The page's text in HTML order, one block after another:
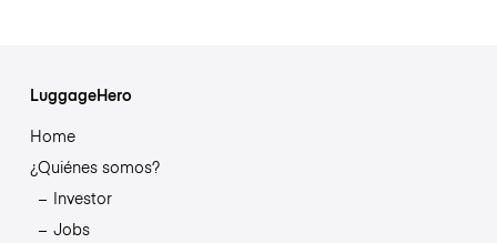
LuggageHero
Home
¿Quiénes somos?
Investor
Jobs